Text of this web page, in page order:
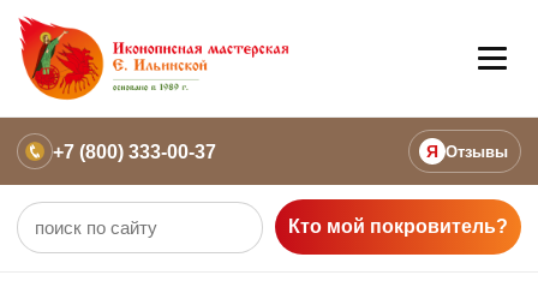
+7 (800) 333-00-37 Я Отзывы
Кто мой покровитель?